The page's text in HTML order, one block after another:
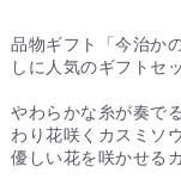
Q. おすすめ
祝いセットがお
ルです。パッケ
の方や友人問わ
品物ギフト「今治か
しに人気のギフトセ
やわらかな糸が奏で
わり花咲くカスミソ
優しい花を咲かせる